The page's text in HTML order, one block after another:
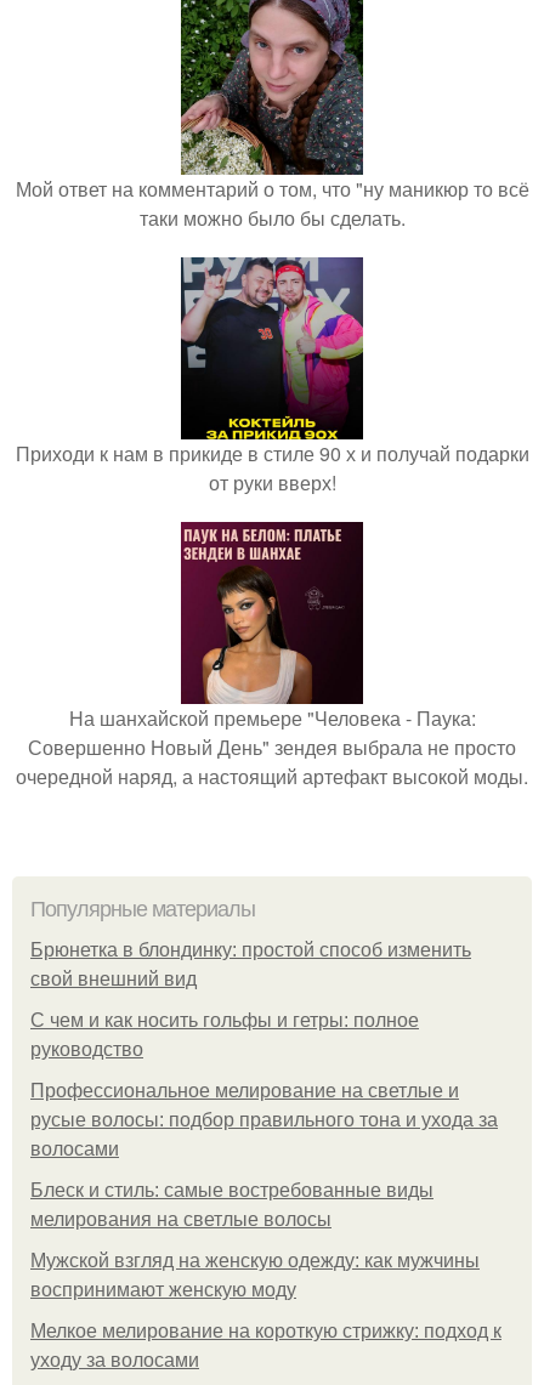
Мой ответ на комментарий о том, что "ну маникюр то всё
таки можно было бы сделать.
Приходи к нам в прикиде в стиле 90 х и получай подарки
от руки вверх!
На шанхайской премьере "Человека - Паука:
Совершенно Новый День" зендея выбрала не просто
очередной наряд, а настоящий артефакт высокой моды.
Популярные материалы
Брюнетка в блондинку: простой способ изменить
свой внешний вид
С чем и как носить гольфы и гетры: полное
руководство
Профессиональное мелирование на светлые и
русые волосы: подбор правильного тона и ухода за
волосами
Блеск и стиль: самые востребованные виды
мелирования на светлые волосы
Мужской взгляд на женскую одежду: как мужчины
воспринимают женскую моду
Мелкое мелирование на короткую стрижку: подход к
уходу за волосами